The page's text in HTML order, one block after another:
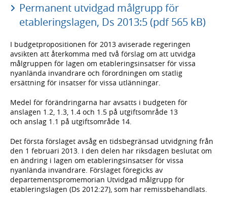
Permanent utvidgad målgrupp för
etableringslagen, Ds 2013:5 (pdf 565 kB)
I budgetpropositionen för 2013 aviserade regeringen
avsikten att återkomma med två förslag om att utvidga
målgruppen för lagen om etableringsinsatser för vissa
nyanlända invandrare och förordningen om statlig
ersättning för insatser för vissa utlänningar.
Medel för förändringarna har avsatts i budgeten för
anslagen 1.2, 1.3, 1.4 och 1.5 på utgiftsområde 13
och anslag 1.1 på utgiftsområde 14.
Det första förslaget avsåg en tidsbegränsad utvidgning från
den 1 februari 2013. I den delen har riksdagen beslutat om
en ändring i lagen om etableringsinsatser för vissa
nyanlända invandrare. Förslaget föregicks av
departementspromemorian Utvidgad målgrupp för
etableringslagen (Ds 2012:27), som har remissbehandlats.